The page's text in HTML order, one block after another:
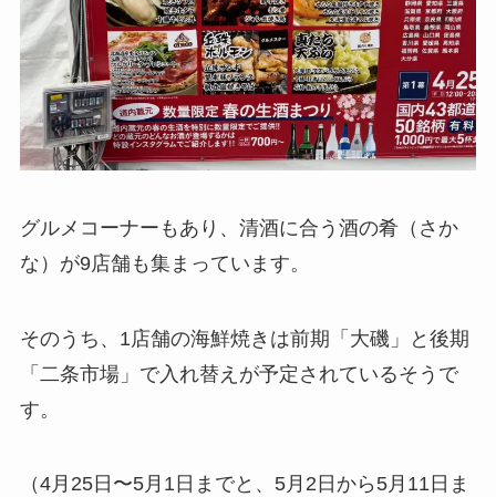
グルメコーナーもあり、清酒に合う酒の肴（さか
な）が9店舗も集まっています。
そのうち、1店舗の海鮮焼きは前期「大磯」と後期
「二条市場」で入れ替えが予定されているそうで
す。
（4月25日〜5月1日までと、5月2日から5月11日ま